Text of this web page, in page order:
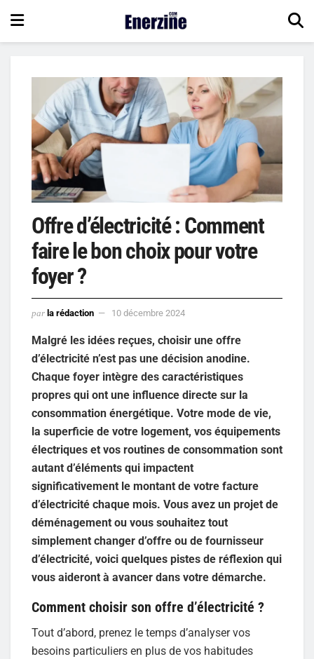
Offre d’électricité : Comment
faire le bon choix pour votre
foyer ?
par la rédaction 10 décembre 2024
Malgré les idées reçues, choisir une offre
d’électricité n’est pas une décision anodine.
Chaque foyer intègre des caractéristiques
propres qui ont une influence directe sur la
consommation énergétique. Votre mode de vie,
la superficie de votre logement, vos équipements
électriques et vos routines de consommation sont
autant d’éléments qui impactent
significativement le montant de votre facture
d’électricité chaque mois. Vous avez un projet de
déménagement ou vous souhaitez tout
simplement changer d’offre ou de fournisseur
d’électricité, voici quelques pistes de réflexion qui
vous aideront à avancer dans votre démarche.
Comment choisir son offre d’électricité ?
Tout d’abord, prenez le temps d’analyser vos
besoins particuliers en plus de vos habitudes